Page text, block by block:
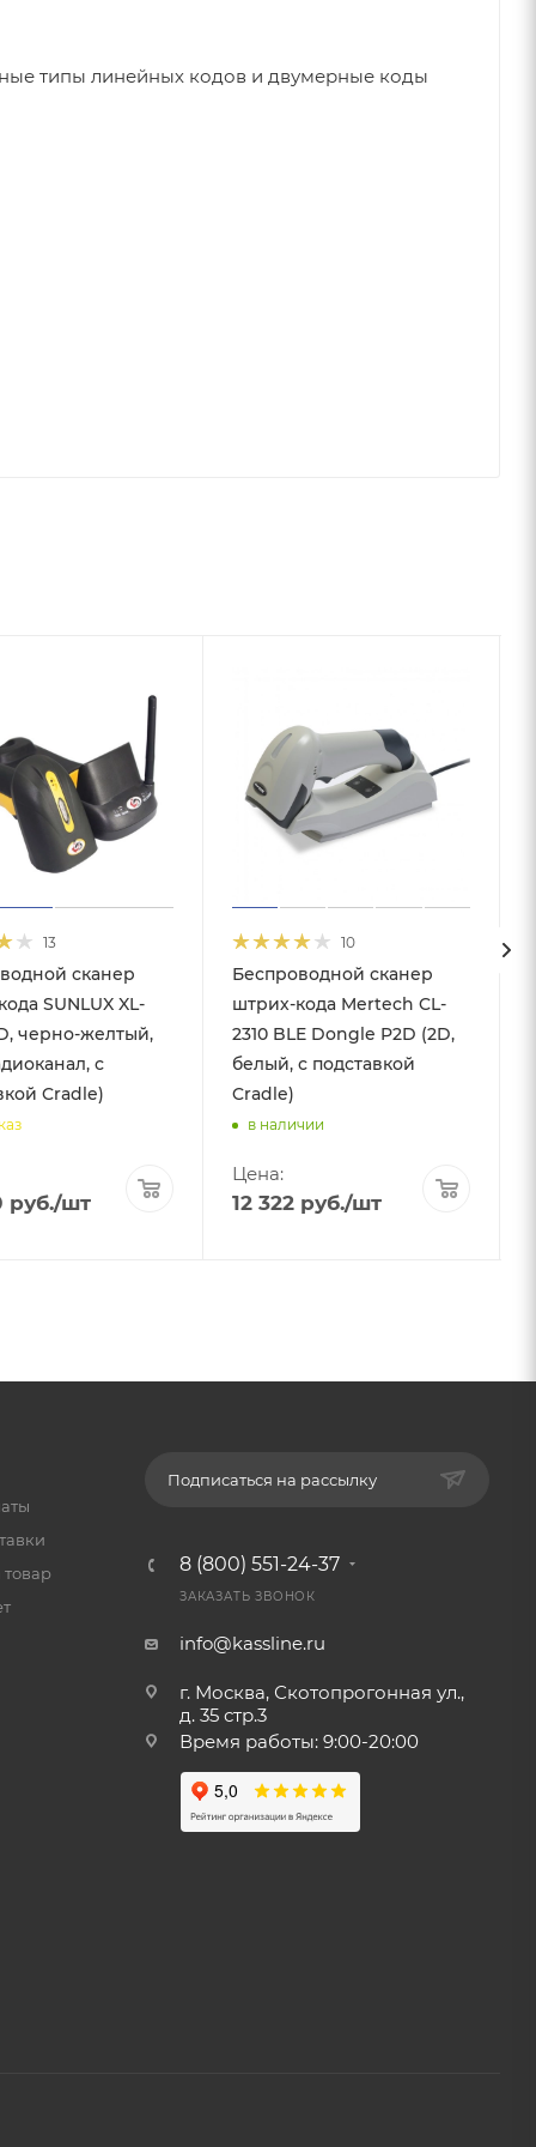
типы линейных кодов и двумерные коды
13
сканер
SUNLUX XL-
черно-желтый,
с
Cradle)
руб./шт
10
Беспроводной сканер
штрих-кода Mertech CL-
2310 BLE Dongle P2D (2D,
белый, с подставкой
Cradle)
в наличии
Цена:
12 322руб./шт
товар
Подписаться на рассылку
8 (800) 551-24-37
ЗАКАЗАТЬ ЗВОНОК
info@kassline.ru
г. Москва, Скотопрогонная ул.,
д. 35 стр.3
Время работы: 9:00-20:00